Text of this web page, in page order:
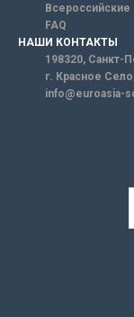
Всероссийские
FAQ
НАШИ КОНТАКТЫ
198320, Санкт-
г. Красное
info@euroasia-